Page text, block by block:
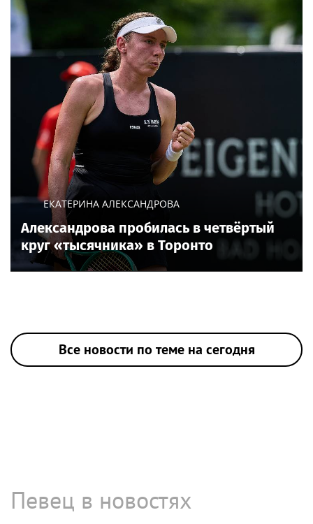
ЕКАТЕРИНА АЛЕКСАНДРОВА
Александрова пробилась в четвёртый
круг «тысячника» в Торонто
Все новости по теме на сегодня
Певец в новостях